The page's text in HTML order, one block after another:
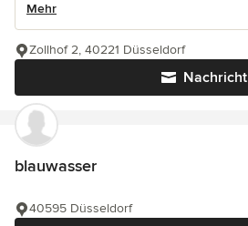
Mehr
Nachricht
Zollhof 2, 40221 Düsseldorf
blauwasser
40595 Düsseldorf